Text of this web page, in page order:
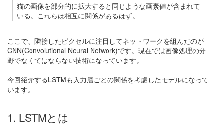
猫の画像を部分的に拡大すると同じような画素値が含まれて
いる。これらは相互に関係があるはず。
ここで、隣接したピクセルに注目してネットワークを組んだのが
CNN(Convolutional Neural Network)です。現在では画像処理の分
野でなくてはならない技術になっています。
今回紹介するLSTMも入力層ごとの関係を考慮したモデルになって
います。
1. LSTMとは